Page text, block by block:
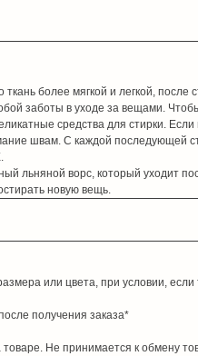
более мягкой и легкой, после
заботы в уходе за вещами.
средства для стирки.
швам. С каждой последующей
льняной ворс, который уходит
новую вещь.
или цвета, при условии, если
получения заказа*
Не принимается к обмену